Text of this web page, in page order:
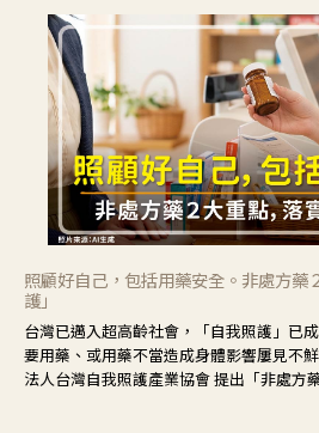
照顧好自己，包括用藥安全。非處方藥
護」
台灣已邁入超高齡社會，「自我照護」已
要用藥、或用藥不當造成身體影響屢見不
法人台灣自我照護產業協會 提出「非處方